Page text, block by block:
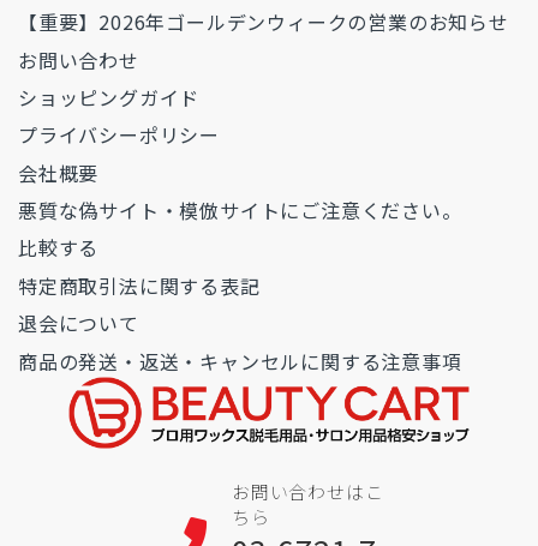
【重要】2026年ゴールデンウィークの営業のお知らせ
お問い合わせ
ショッピングガイド
プライバシーポリシー
会社概要
悪質な偽サイト・模倣サイトにご注意ください。
比較する
特定商取引法に関する表記
退会について
商品の発送・返送・キャンセルに関する注意事項
お問い合わせはこ
ちら